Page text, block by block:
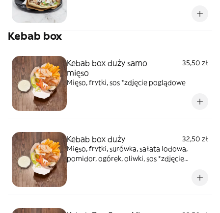
Kebab box
Kebab box duży samo
mięso
35,50 zł
Mięso, frytki, sos *zdjęcie poglądowe
Kebab box duży
32,50 zł
Mięso, frytki, surówka, sałata lodowa,
pomidor, ogórek, oliwki, sos *zdjęcie